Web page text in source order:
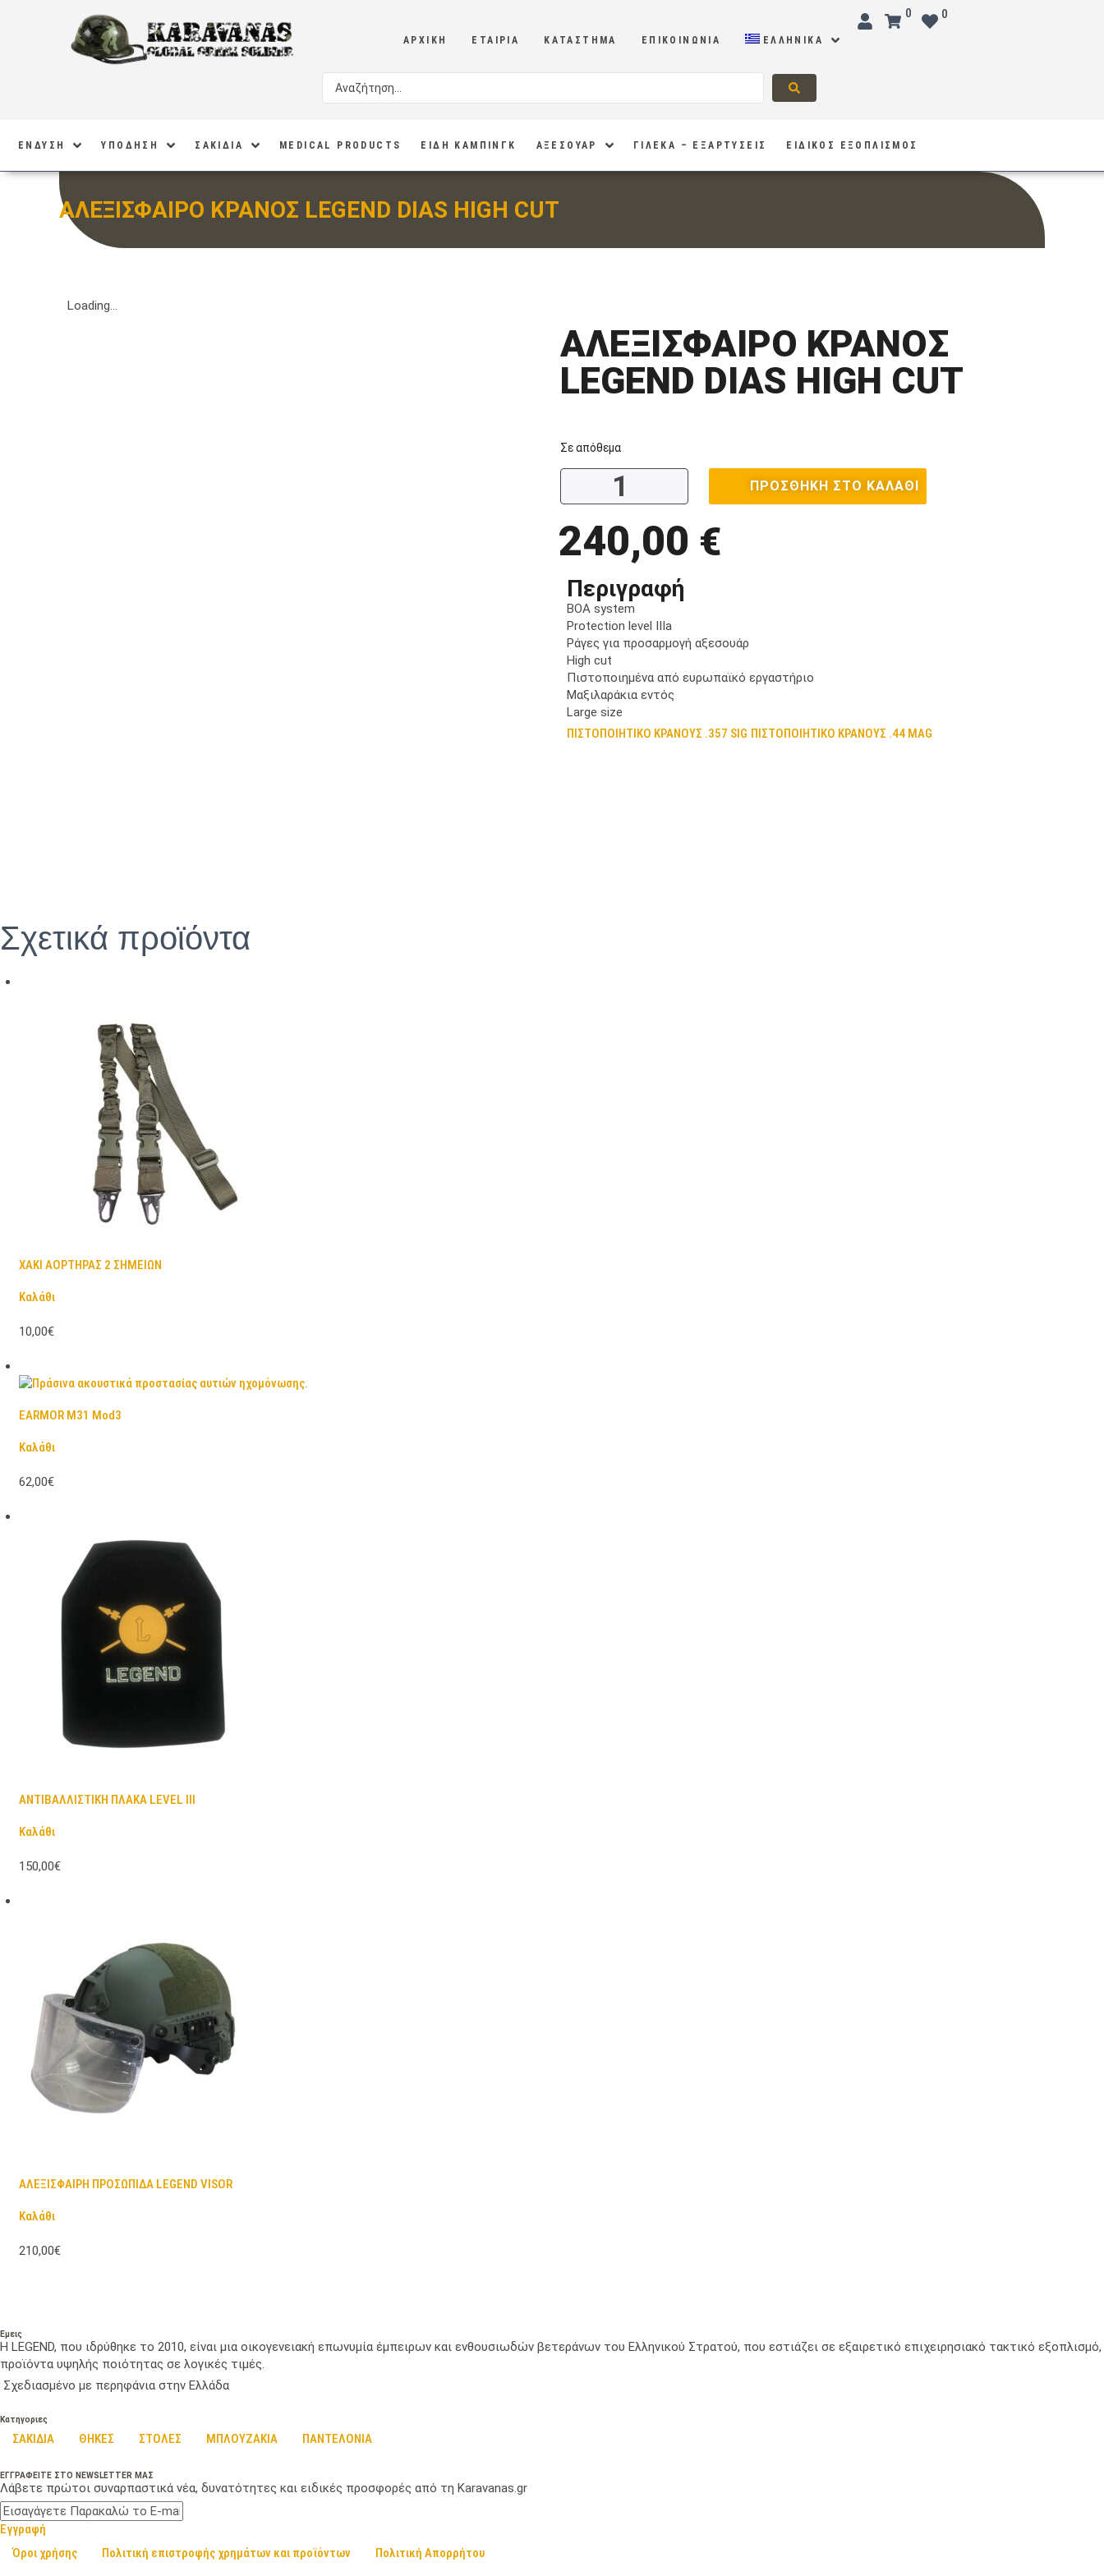
ΑΡΧΙΚΉ ΕΤΑΙΡΊΑ ΚΑΤΆΣΤΗΜΑ ΕΠΙΚΟΙΝΩΝΊΑ ΕΛΛΗΝΙΚΆ
0 0
ΕΝΔΥΣΗ ΥΠΟΔΗΣΗ ΣΑΚΙΔΙΑ MEDICAL PRODUCTS ΕΙΔΗ ΚΑΜΠΙΝΓΚ ΑΞΕΣΟΥΑΡ ΓΙΛΕΚΑ – ΕΞΑΡΤΥΣΕΙΣ ΕΙΔΙΚΟΣ ΕΞΟΠΛΙΣΜΟΣ
ΑΛΕΞΙΣΦΑΙΡΟ ΚΡΑΝΟΣ LEGEND DIAS HIGH CUT
Loading...
ΑΛΕΞΙΣΦΑΙΡΟ ΚΡΑΝΟΣ
LEGEND DIAS HIGH CUT
Σε απόθεμα
ΠΡΟΣΘΉΚΗ ΣΤΟ ΚΑΛΆΘΙ
240,00 €
Περιγραφή
BOA system
Protection level IIIa
Ράγες για προσαρμογή αξεσουάρ
High cut
Πιστοποιημένα από ευρωπαϊκό εργαστήριο
Μαξιλαράκια εντός
Large size
ΠΙΣΤΟΠΟΙΗΤΙΚΟ ΚΡΑΝΟΥΣ .357 SIG ΠΙΣΤΟΠΟΙΗΤΙΚΟ ΚΡΑΝΟΥΣ .44 MAG
Σχετικά προϊόντα
ΧΑΚΙ ΑΟΡΤΗΡΑΣ 2 ΣΗΜΕΙΩΝ
Καλάθι
10,00€
EARMOR M31 Mod3
Καλάθι
62,00€
ΑΝΤΙΒΑΛΛΙΣΤΙΚΗ ΠΛΑΚΑ LEVEL III
Καλάθι
150,00€
ΑΛΕΞΙΣΦΑΙΡΗ ΠΡΟΣΩΠΙΔΑ LEGEND VISOR
Καλάθι
210,00€
Εμεις
Η LEGEND, που ιδρύθηκε το 2010, είναι μια οικογενειακή επωνυμία έμπειρων και ενθουσιωδών βετεράνων του Ελληνικού Στρατού, που εστιάζει σε εξαιρετικό επιχειρησιακό τακτικό εξοπλισμό,
προϊόντα υψηλής ποιότητας σε λογικές τιμές.
Σχεδιασμένο με περηφάνια στην Ελλάδα
Κατηγοριες
ΣΑΚΙΔΙΑ ΘΗΚΕΣ ΣΤΟΛΕΣ ΜΠΛΟΥΖΑΚΙΑ ΠΑΝΤΕΛΟΝΙΑ
ΕΓΓΡΑΦΕΙΤΕ ΣΤΟ NEWSLETTER ΜΑΣ
Λάβετε πρώτοι συναρπαστικά νέα, δυνατότητες και ειδικές προσφορές από τη Karavanas.gr
Εγγραφή
Όροι χρήσης
Πολιτική επιστροφής χρημάτων και προϊόντων Πολιτική Απορρήτου